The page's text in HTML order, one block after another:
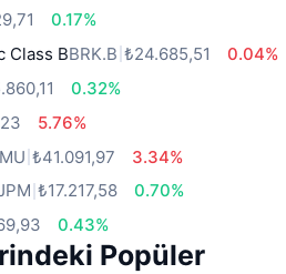
0.17%
Class BBRK.B ₺24.685,51
0.04%
0.32%
5.76%
MU ₺41.091,97
3.34%
₺17.217,58
0.70%
0.43%
Popüler